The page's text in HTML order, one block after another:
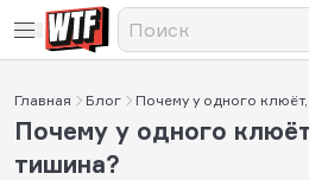
Главная Блог Почему у одного
Почему у одного
тишина?